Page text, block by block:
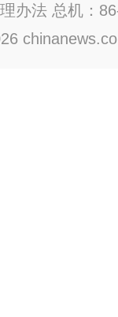
办法 总机：